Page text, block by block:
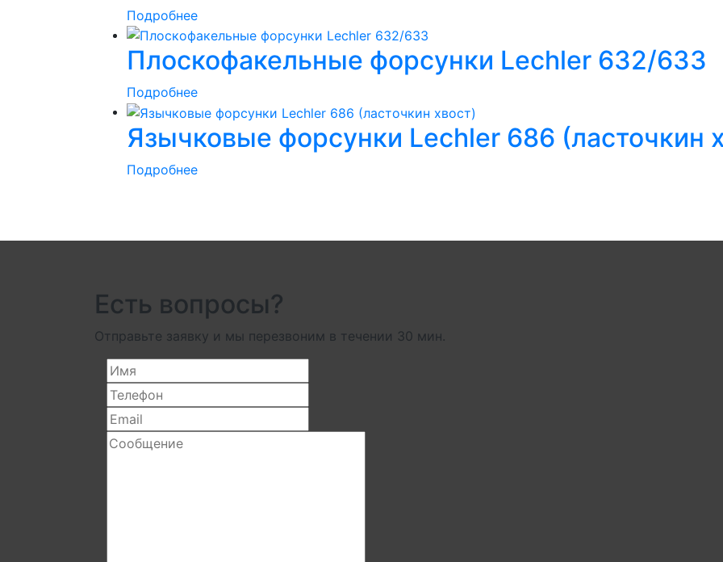
Подробнее
Плоскофакельные форсунки Lechler 632/633
Подробнее
Язычковые форсунки Lechler 686 (ласточкин
Подробнее
Есть вопросы?
Отправьте заявку и мы перезвоним в течении 30 мин.